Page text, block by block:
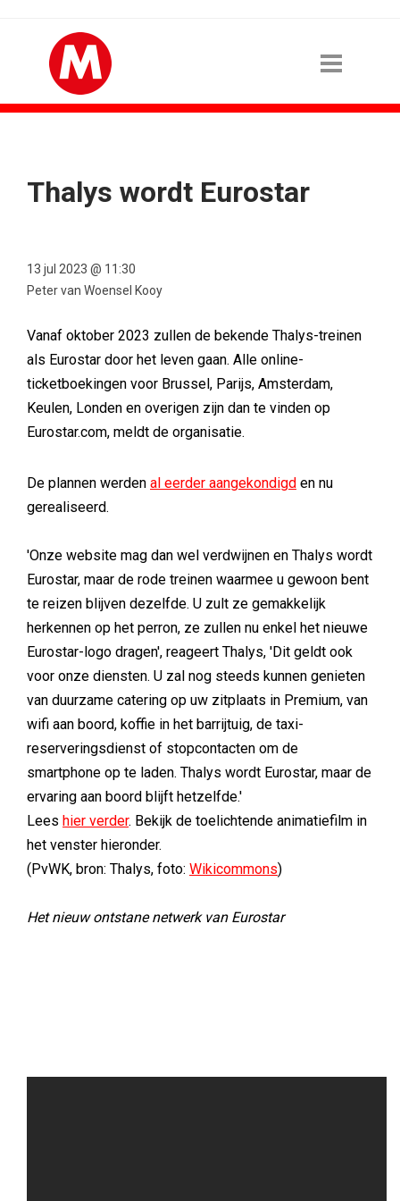
Thalys wordt Eurostar
13 jul 2023 @ 11:30
Peter van Woensel Kooy
Vanaf oktober 2023 zullen de bekende Thalys-treinen
als Eurostar door het leven gaan. Alle online-
ticketboekingen voor Brussel, Parijs, Amsterdam,
Keulen, Londen en overigen zijn dan te vinden op
Eurostar.com, meldt de organisatie.
De plannen werden al eerder aangekondigd en nu
gerealiseerd.
'Onze website mag dan wel verdwijnen en Thalys wordt
Eurostar, maar de rode treinen waarmee u gewoon bent
te reizen blijven dezelfde. U zult ze gemakkelijk
herkennen op het perron, ze zullen nu enkel het nieuwe
Eurostar-logo dragen', reageert Thalys, 'Dit geldt ook
voor onze diensten. U zal nog steeds kunnen genieten
van duurzame catering op uw zitplaats in Premium, van
wifi aan boord, koffie in het barrijtuig, de taxi-
reserveringsdienst of stopcontacten om de
smartphone op te laden. Thalys wordt Eurostar, maar de
ervaring aan boord blijft hetzelfde.'
Lees hier verder. Bekijk de toelichtende animatiefilm in
het venster hieronder.
(PvWK, bron: Thalys, foto: Wikicommons)
Het nieuw ontstane netwerk van Eurostar